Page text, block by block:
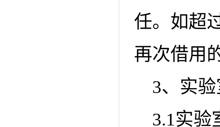
任。如超
再次借用
3、实
3.1实验